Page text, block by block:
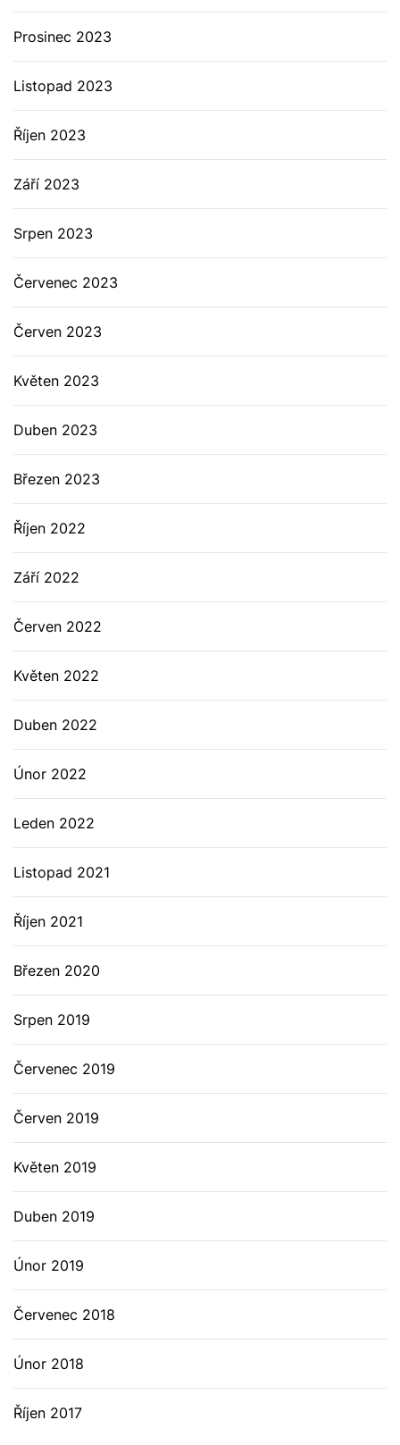
Prosinec 2023
Listopad 2023
Říjen 2023
Září 2023
Srpen 2023
Červenec 2023
Červen 2023
Květen 2023
Duben 2023
Březen 2023
Říjen 2022
Září 2022
Červen 2022
Květen 2022
Duben 2022
Únor 2022
Leden 2022
Listopad 2021
Říjen 2021
Březen 2020
Srpen 2019
Červenec 2019
Červen 2019
Květen 2019
Duben 2019
Únor 2019
Červenec 2018
Únor 2018
Říjen 2017